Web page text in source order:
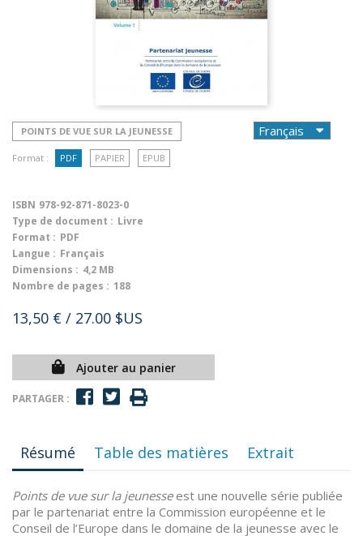
POINTS DE VUE SUR LA JEUNESSE
Format : PDF PAPIER EPUB
ISBN 978-92-871-8023-0
Type de document : Livre
Format : PDF
Langue : Français
Dimensions : 4,2 MB
Nombre de pages : 188
13,50 € / 27.00 $US
Ajouter au panier
PARTAGER :
Résumé Table des matières Extrait
Points de vue sur la jeunesseest une nouvelle série publiée
par le partenariat entre la Commission européenne et le
Conseil de l’Europe dans le domaine de la jeunesse avec le